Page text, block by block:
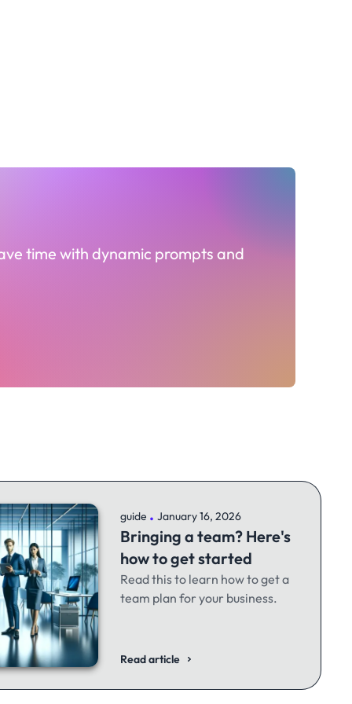
time with dynamic prompts and
guide .January 16, 2026
Bringing a team? Here's
how to get started
Read this to learn how to get a
team plan for your business.
Read article